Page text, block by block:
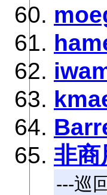
非商
---巡